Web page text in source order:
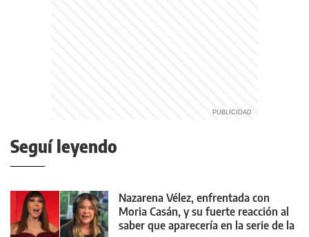
Seguí leyendo
Nazarena Vélez, enfrentada con
Moria Casán, y su fuerte reacción al
saber que aparecería en la serie de la